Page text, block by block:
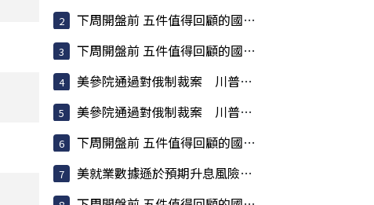
下周開盤前 五件值得回顧的國際大事
下周開盤前 五件值得回顧的國際大事
美參院通過對俄制裁案 川普可課俄商品最高500%關稅
美參院通過對俄制裁案 川普可課俄商品最高500%關稅
下周開盤前 五件值得回顧的國際大事
美就業數據遜於預期升息風險降低 美股收紅